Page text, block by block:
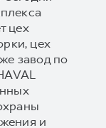
цех
цех
завод по
и